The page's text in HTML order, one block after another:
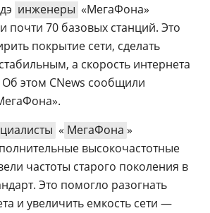
инженеры «МегаФона»
почти 70 базовых станций. Это
покрытие сети, сделать
а скорость интернета
Об этом CNews сообщили
« МегаФона »
высокочастотные
частоты старого поколения в
Это помогло разогнать
и увеличить емкость сети —